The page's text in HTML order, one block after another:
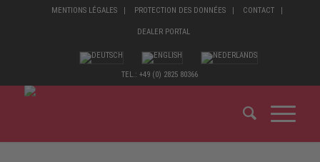
MENTIONS LÉGALES PROTECTION DES DONNÉES CONTACT
DEALER PORTAL
TEL.: +49 (0) 2825 80366